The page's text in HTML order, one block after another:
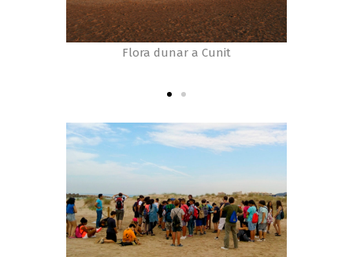
Ampliació de l’abalisament de la platja